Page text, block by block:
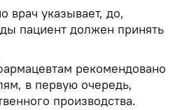
врач указывает, до,
пациент должен принять
рекомендовано
в первую очередь,
производства.